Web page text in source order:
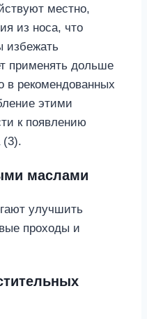
местно,
из носа, что
избежать
применять дольше
в рекомендованных
этими
к появлению
(3).
маслами
улучшить
проходы и